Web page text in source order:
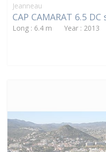
Jeanneau
CAP CAMARAT 6.5 DC
Long : 6.4 m Year : 2013